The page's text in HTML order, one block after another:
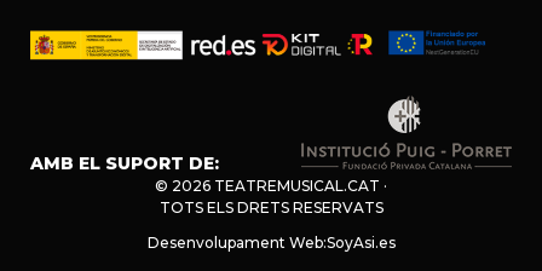
AMB EL SUPORT DE:
© 2026 TEATREMUSICAL.CAT ·
TOTS ELS DRETS RESERVATS
Desenvolupament Web:SoyAsi.es